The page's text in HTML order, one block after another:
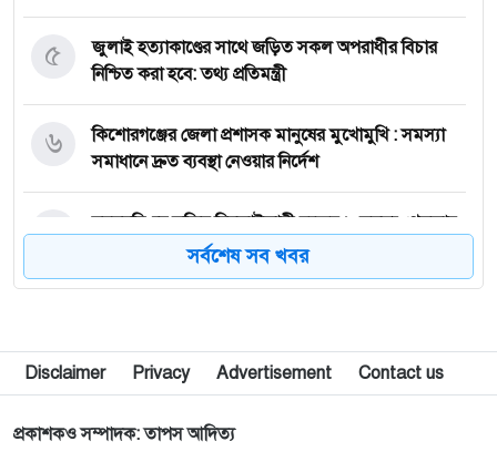
জুলাই হত্যাকাণ্ডের সাথে জড়িত সকল অপরাধীর বিচার
নিশ্চিত করা হবে: তথ্য প্রতিমন্ত্রী
৫
কি‌শোরগঞ্জের জেলা প্রশাসক মানুষের মুখোমুখি : সমস্যা
সমাধানে দ্রুত ব্যবস্থা নেওয়ার নির্দেশ
৬
ময়মন‌সিং‌হে সক্রিয় ছিনতাইকারী চক্রের ৮ সদস্য গ্রেফতার
।। ডিবি ও থানা পুলিশের যৌথ অভিযান
৭
এমপি​ হিসেবে সরোয়ার আলমগীরের দায়িত্ব পালনে বাধা
নেই : আপিল বিভাগ
৯
সর্বশেষ সব খবর
Disclaimer Privacy Advertisement Contact us
প্রকাশকও সম্পাদক: তাপস আদিত্য